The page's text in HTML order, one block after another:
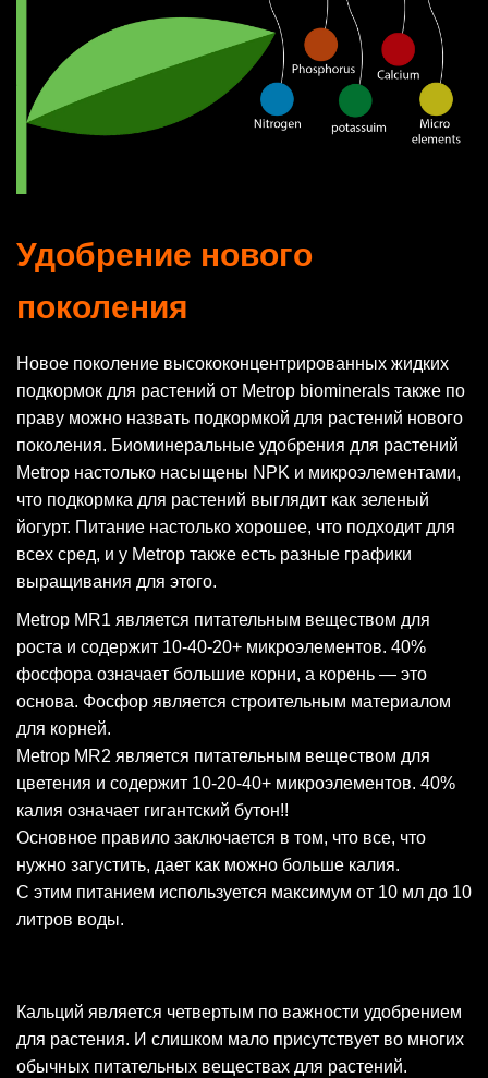
Удобрение нового
поколения
Новое поколение высококонцентрированных жидких
подкормок для растений от Metrop biominerals также по
праву можно назвать подкормкой для растений нового
поколения. Биоминеральные удобрения для растений
Metrop настолько насыщены NPK и микроэлементами,
что подкормка для растений выглядит как зеленый
йогурт. Питание настолько хорошее, что подходит для
всех сред, и у Metrop также есть разные графики
выращивания для этого.
Metrop MR1 является питательным веществом для
роста и содержит 10-40-20+ микроэлементов. 40%
фосфора означает большие корни, а корень — это
основа. Фосфор является строительным материалом
для корней.
Metrop MR2 является питательным веществом для
цветения и содержит 10-20-40+ микроэлементов. 40%
калия означает гигантский бутон!!
Основное правило заключается в том, что все, что
нужно загустить, дает как можно больше калия.
С этим питанием используется максимум от 10 мл до 10
литров воды.
Кальций является четвертым по важности удобрением
для растения. И слишком мало присутствует во многих
обычных питательных веществах для растений.